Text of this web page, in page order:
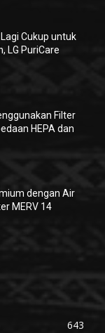
Cukup untuk
LG PuriCare
Filter
HEPA dan
dengan Air
MERV 14
643